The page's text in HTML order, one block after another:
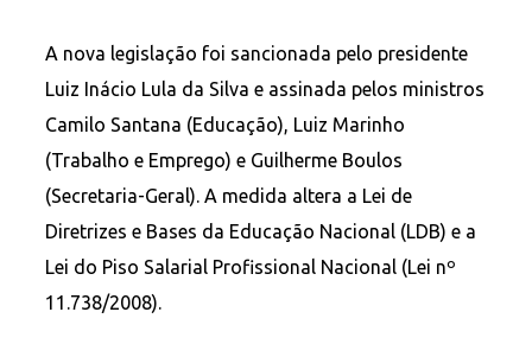
A nova legislação foi sancionada pelo presidente
Luiz Inácio Lula da Silva e assinada pelos ministros
Camilo Santana (Educação), Luiz Marinho
(Trabalho e Emprego) e Guilherme Boulos
(Secretaria-Geral). A medida altera a Lei de
Diretrizes e Bases da Educação Nacional (LDB) e a
Lei do Piso Salarial Profissional Nacional (Lei nº
11.738/2008).